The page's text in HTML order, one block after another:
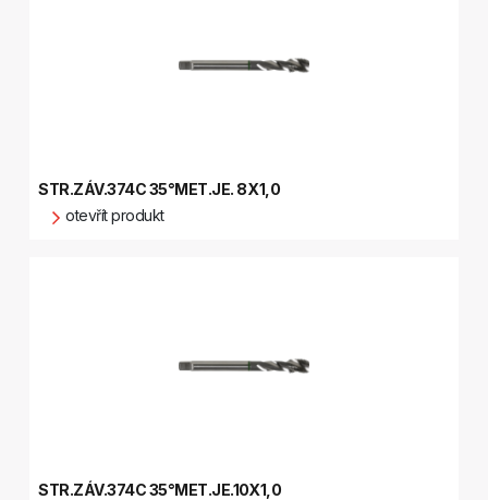
STR.ZÁV.374C 35°MET.JE. 8X1,0
otevřít produkt
STR.ZÁV.374C 35°MET.JE.10X1,0